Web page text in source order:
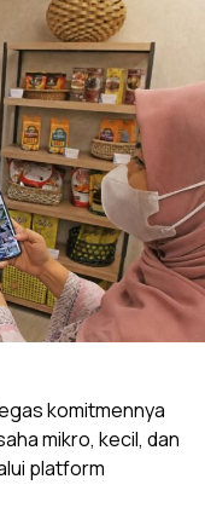
komitmennya
mikro, kecil, dan
platform